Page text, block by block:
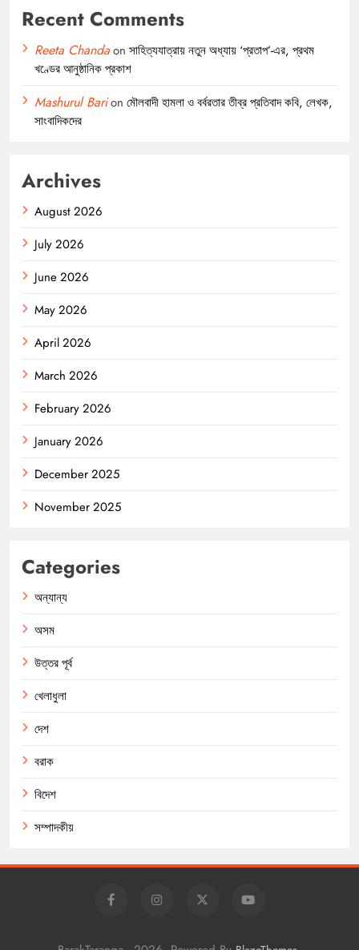
Recent Comments
Reeta Chandaon সাহিত্যযাত্রায় নতুন অধ্যায় ‘প্রতাপ’-এর, প্রথম
খণ্ডের আনুষ্ঠানিক প্রকাশ
Mashurul Barion মৌলবাদী হামলা ও বর্বরতার তীব্র প্রতিবাদ কবি, লেখক,
সাংবাদিকদের
Archives
August 2026
July 2026
June 2026
May 2026
April 2026
March 2026
February 2026
January 2026
December 2025
November 2025
Categories
অন্যান্য
অসম
উত্তর পূর্ব
খেলাধুলা
দেশ
বরাক
বিদেশ
সম্পাদকীয়